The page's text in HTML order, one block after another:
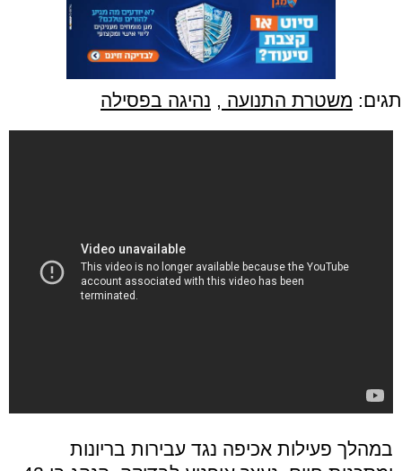
תגים: משטרת התנועה , נהיגה בפסילה
במהלך פעילות אכיפה נגד עבירות בריונות